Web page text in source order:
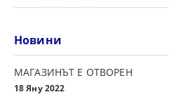
Новини
МАГАЗИНЪТ Е ОТВОРЕН
18 Яну 2022